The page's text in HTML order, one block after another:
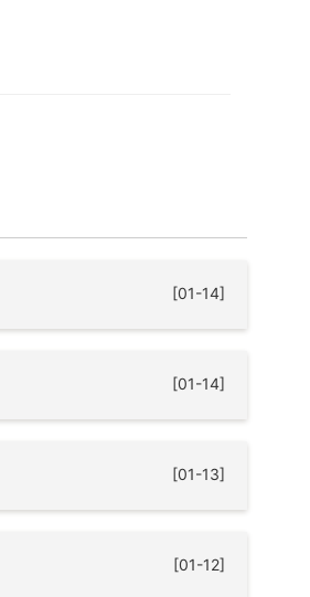
[01-14]
[01-14]
[01-13]
[01-12]